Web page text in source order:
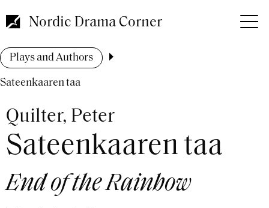
to
main
Nordic Drama Corner
Breadcrumb
Plays and Authors
Sateenkaaren taa
Quilter, Peter
Sateenkaaren taa
End of the Rainbow